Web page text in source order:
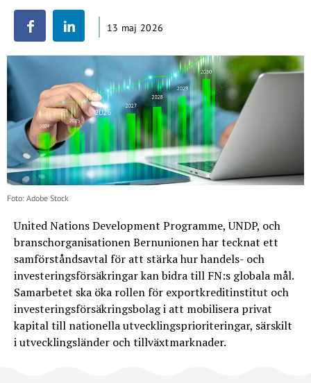
13 maj 2026
Foto: Adobe Stock
United Nations Development Programme, UNDP, och
branschorganisationen Bernunionen har tecknat ett
samförståndsavtal för att stärka hur handels- och
investeringsförsäkringar kan bidra till FN:s globala mål.
Samarbetet ska öka rollen för exportkreditinstitut och
investeringsförsäkringsbolag i att mobilisera privat
kapital till nationella utvecklingsprioriteringar, särskilt
i utvecklingsländer och tillväxtmarknader.